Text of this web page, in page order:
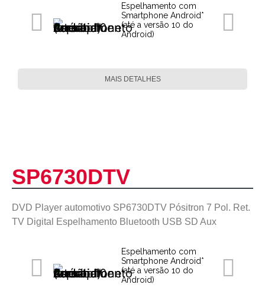
Espelhamento com
Smartphone Android*
(até a versão 10 do
Android)
MAIS DETALHES
SP6730DTV
DVD Player automotivo SP6730DTV Pósitron 7 Pol. Ret.
TV Digital Espelhamento Bluetooth USB SD Aux
Espelhamento com
Smartphone Android*
(até a versão 10 do
Android)